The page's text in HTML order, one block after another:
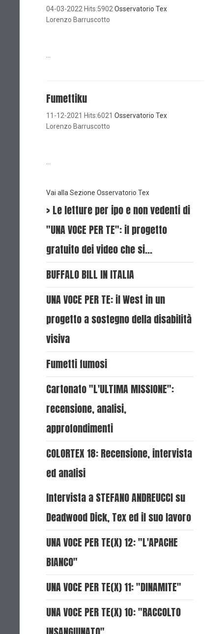
04-03-2022 Hits:5902 Osservatorio Tex
Lorenzo Barruscotto
Fumettiku
11-12-2021 Hits:6021 Osservatorio Tex
Lorenzo Barruscotto
Vai alla Sezione Osservatorio Tex
> Le letture per ipo e non vedenti di
"UNA VOCE PER TE": il progetto
gratuito dei video che si…
BUFFALO BILL IN ITALIA
UNA VOCE PER TE: il West in un
progetto a sostegno della disabilità
visiva
Fumetti fumosi
Cartonato "L'ULTIMA MISSIONE":
recensione, analisi,
approfondimenti
COLORTEX 18: Recensione, intervista
ed analisi
Intervista a STEFANO ANDREUCCI su
Deadwood Dick, Tex ed il suo lavoro
UNA VOCE PER TE(X) 12: "L'APACHE
BIANCO"
UNA VOCE PER TE(X) 11: "DINAMITE"
UNA VOCE PER TE(X) 10: "RACCOLTO